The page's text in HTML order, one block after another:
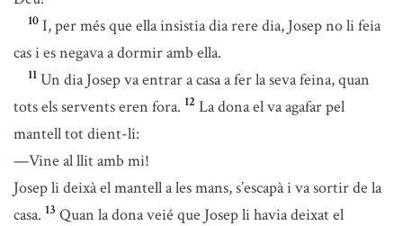
10 I, per més que ella insistia dia rere dia, Josep no li feia
cas i es negava a dormir amb ella.
11 Un dia Josep va entrar a casa a fer la seva feina, quan
tots els servents eren fora. 12 La dona el va agafar pel
mantell tot dient-li:
—Vine al llit amb mi!
Josep li deixà el mantell a les mans, s’escapà i va sortir de la
casa. 13 Quan la dona veié que Josep li havia deixat el